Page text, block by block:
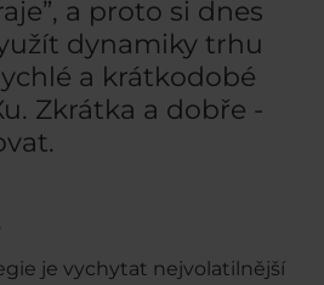
a proto si dnes
dynamiky trhu
a krátkodobé
Zkrátka a dobře -
je vychytat nejvolatilnější